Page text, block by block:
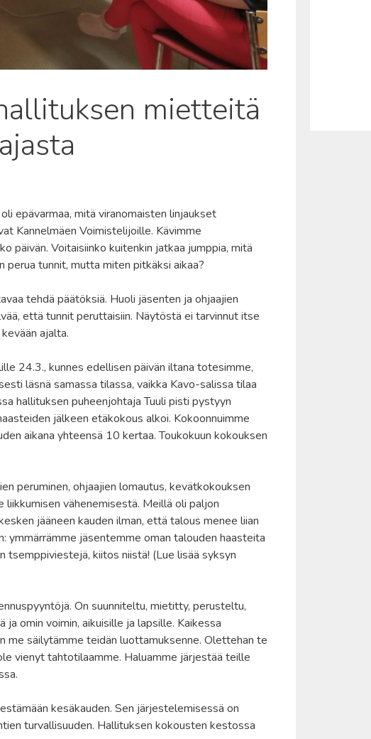
mietteitä
epävarmaa, mitä viranomaisten linjaukset
Kannelmäen Voimistelijoille. Kävimme
päivän. Voitaisiinko kuitenkin jatkaa jumppia, mitä
perua tunnit, mutta miten pitkäksi aikaa?
tehdä päätöksiä. Huoli jäsenten ja ohjaajien
että tunnit peruttaisiin. Näytöstä ei tarvinnut itse
ajalta.
24.3., kunnes edellisen päivän iltana totesimme,
läsnä samassa tilassa, vaikka Kavo-salissa tilaa
hallituksen puheenjohtaja Tuuli pisti pystyyn
jälkeen etäkokous alkoi. Kokoonnuimme
aikana yhteensä 10 kertaa. Toukokuun kokouksen
peruminen, ohjaajien lomautus, kevätkokouksen
vähenemisestä. Meillä oli paljon
jääneen kauden ilman, että talous menee liian
ymmärrämme jäsentemme oman talouden haasteita
kiitos niistä! (Lue lisää syksyn
On suunniteltu, mietitty, perusteltu,
omin voimin, aikuisille ja lapsille. Kaikessa
me säilytämme teidän luottamuksenne. Olettehan te
vienyt tahtotilaamme. Haluamme järjestää teille
kesäkauden. Sen järjestelemisessä on
turvallisuuden. Hallituksen kokousten kestossa